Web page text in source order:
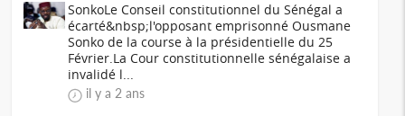
SonkoLe Conseil constitutionnel du Sénégal a
écarté&nbsp;l'opposant emprisonné Ousmane
Sonko de la course à la présidentielle du 25
Février.La Cour constitutionnelle sénégalaise a
invalidé l...
il y a 2 ans